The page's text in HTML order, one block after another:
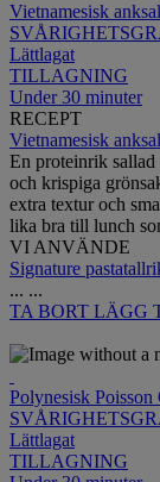
Vietnamesisk
Lättlagat
TILLAGNING
Under 30 minuter
RECEPT
Vietnamesisk
En proteinrik sallad
och krispiga
extra textur och
lika bra till lunch
VI ANVÄNDE
Signature
... ...
TA BORT LÄGG
Polynesisk Poisson
Lättlagat
TILLAGNING